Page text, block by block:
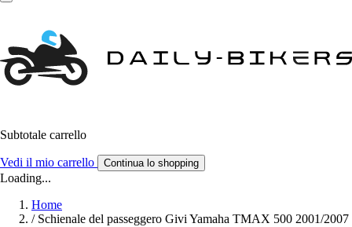
Subtotale carrello
Vedi il mio carrello Continua lo shopping
Loading...
Home
/ Schienale del passeggero Givi Yamaha TMAX 500 2001/2007